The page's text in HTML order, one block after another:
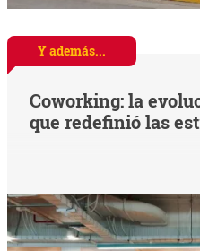
Y además...
Coworking: la
que redefinió las